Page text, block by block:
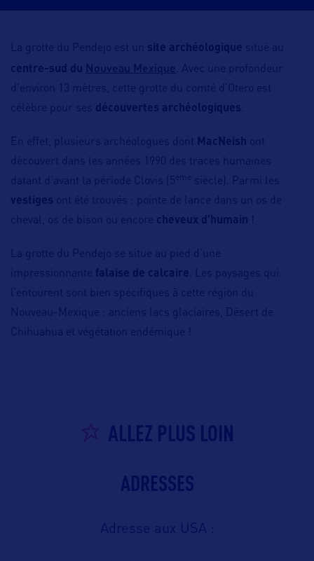
La grotte du Pendejo est un site archéologique situé au
centre-sud du Nouveau Mexique
. Avec une profondeur
d’environ 13 mètres, cette grotte du comté d’Otero est
célèbre pour ses découvertes archéologiques
En effet, plusieurs archéologues dont MacNeish ont
découvert dans les années 1990 des traces humaines
datant d’avant la période Clovis (5 ème
siècle). Parmi les
vestiges ont été trouvés : pointe de lance dans un os de
cheval, os de bison ou encore cheveux d’humain
La grotte du Pendejo se situe au pied d’une
impressionnante falaise de calcaire . Les paysages qui
l’entourent sont bien spécifiques à cette région du
Nouveau-Mexique : anciens lacs glaciaires, Désert de
Chihuahua et végétation endémique !
ALLEZ PLUS LOIN
ADRESSES
Adresse aux USA :